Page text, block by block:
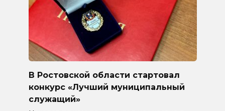
В Ростовской области стартовал
конкурс «Лучший муниципальный
служащий»